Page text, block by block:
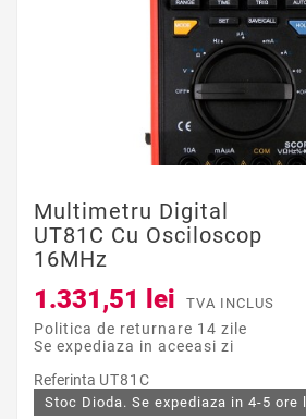
Multimetru Digital
UT81C Cu Osciloscop
16MHz
1.331,51 lei TVA INCLUS
Politica de returnare 14 zile
Se expediaza in aceeasi zi
Referinta UT81C
Stoc Dioda. Se expediaza in 4-5 ore